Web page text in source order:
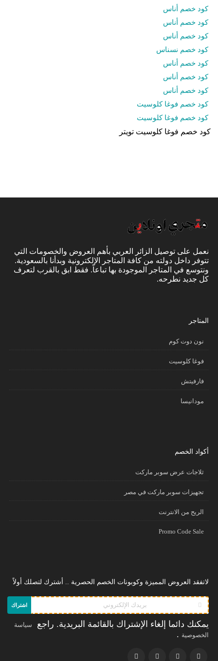
كود خصم أناس
كود خصم أناس
كود خصم أناس
كود خصم نسناس
كود خصم أناس
كود خصم أناس
كود خصم أناس
كود خصم فوغا كلوسيت
كود خصم فوغا كلوسيت
كود خصم فوغا كلوسيت تويتر
نعمل على توصيل الزائر العربي بأهم العروض والخصومات التي
تتوفر داخل دولته من كافة المتاجر الإلكترونية وبدأنا بالسعودية.
ونتوسع في المتاجر الموجودة بها تباعاً. فقط ابق بالقرب لتعرف
كل جديد نطرحه.
المتاجر
نون دوت كوم
فوغا كلوسيت
فارفيتش
مودانيسا
أكواد الخصم
ثلاجات عرض سوبر ماركت
تجهيزات سوبر ماركت في مصر
الريح من الانترنت
Promo Code Sale
لاتفقد العروض المميزة وكوبونات الخصم الحصرية .. أشترك لتصلك أولاً
اشتراك
يمكنك دائما إلغاء الإشتراك بالقائمة البريدية. راجع
سياسة
الخصوصية .